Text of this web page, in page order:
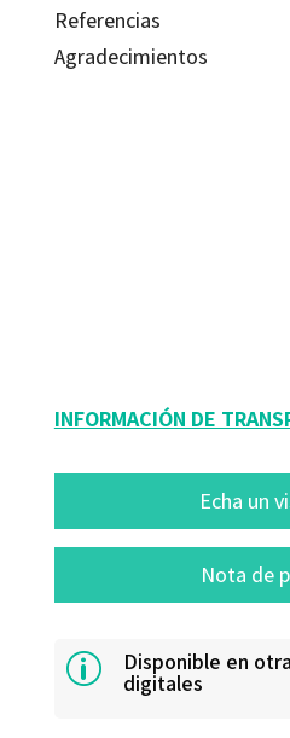
Referencias
Agradecimientos
INFORMACIÓN DE
Echa un
Nota de
p Disponible en
digitales